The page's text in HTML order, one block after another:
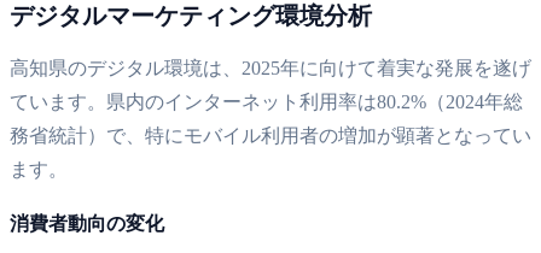
デジタルマーケティング環境分析
高知県のデジタル環境は、2025年に向けて着実な発展を遂げ
ています。県内のインターネット利用率は80.2%（2024年総
務省統計）で、特にモバイル利用者の増加が顕著となってい
ます。
消費者動向の変化